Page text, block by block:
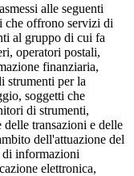
alle seguenti
che offrono servizi di
al gruppo di cui fa
operatori postali,
finanziaria,
strumenti per la
soggetti che
di strumenti,
delle transazioni e delle
dell'attuazione del
informazioni
elettronica,